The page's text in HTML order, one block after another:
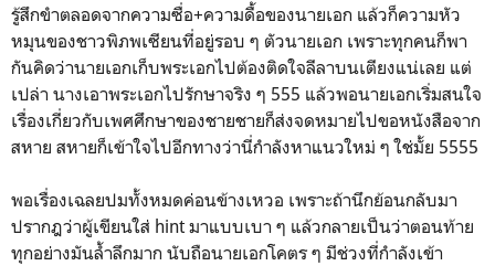
รู้สึกขำตลอดจากความซื่อ+ความดื้อของนายเอก แล้วก็ความหัว
หมุนของชาวพิภพเซียนที่อยู่รอบ ๆ ตัวนายเอก เพราะทุกคนก็พา
กันคิดว่านายเอกเก็บพระเอกไปต้องติดใจลีลาบนเตียงแน่เลย แต่
เปล่า นางเอาพระเอกไปรักษาจริง ๆ 555 แล้วพอนายเอกเริ่มสนใจ
เรื่องเกี่ยวกับเพศศึกษาของชายชายก็ส่งจดหมายไปขอหนังสือจาก
สหาย สหายก็เข้าใจไปอีกทางว่านี่กำลังหาแนวใหม่ ๆ ใช่มั้ย 5555
พอเรื่องเฉลยปมทั้งหมดค่อนข้างเหวอ เพราะถ้านึกย้อนกลับมา
ปรากฎว่าผู้เขียนใส่ hint มาแบบเบา ๆ แล้วกลายเป็นว่าตอนท้าย
ทุกอย่างมันล้ำลึกมาก นับถือนายเอกโคตร ๆ มีช่วงที่กำลังเข้า